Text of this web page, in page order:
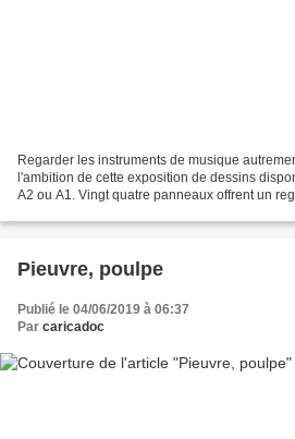
Regarder les instruments de musique
l'ambition de cette exposition de dessins
A2 ou A1. Vingt quatre panneaux offrent un
Pieuvre, poulpe
Publié le 04/06/2019 à 06:37
Par caricadoc